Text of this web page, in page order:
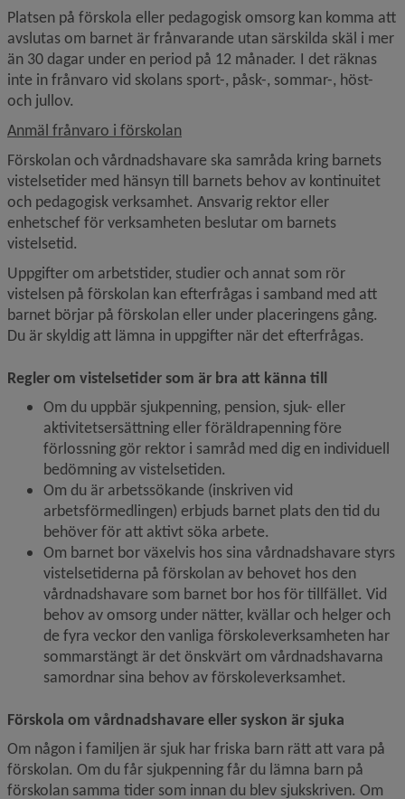
Platsen på förskola eller pedagogisk omsorg kan komma att
avslutas om barnet är frånvarande utan särskilda skäl i mer
än 30 dagar under en period på 12 månader. I det räknas
inte in frånvaro vid skolans sport-, påsk-, sommar-, höst-
och jullov.
Anmäl frånvaro i förskolan
Förskolan och vårdnadshavare ska samråda kring barnets
vistelsetider med hänsyn till barnets behov av kontinuitet
och pedagogisk verksamhet. Ansvarig rektor eller
enhetschef för verksamheten beslutar om barnets
vistelsetid.
Uppgifter om arbetstider, studier och annat som rör
vistelsen på förskolan kan efterfrågas i samband med att
barnet börjar på förskolan eller under placeringens gång.
Du är skyldig att lämna in uppgifter när det efterfrågas.
Regler om vistelsetider som är bra att känna till
Om du uppbär sjukpenning, pension, sjuk- eller
aktivitetsersättning eller föräldrapenning före
förlossning gör rektor i samråd med dig en individuell
bedömning av vistelsetiden.
Om du är arbetssökande (inskriven vid
arbetsförmedlingen) erbjuds barnet plats den tid du
behöver för att aktivt söka arbete.
Om barnet bor växelvis hos sina vårdnadshavare styrs
vistelsetiderna på förskolan av behovet hos den
vårdnadshavare som barnet bor hos för tillfället. Vid
behov av omsorg under nätter, kvällar och helger och
de fyra veckor den vanliga förskoleverksamheten har
sommarstängt är det önskvärt om vårdnadshavarna
samordnar sina behov av förskoleverksamhet.
Förskola om vårdnadshavare eller syskon är sjuka
Om någon i familjen är sjuk har friska barn rätt att vara på
förskolan. Om du får sjukpenning får du lämna barn på
förskolan samma tider som innan du blev sjukskriven. Om